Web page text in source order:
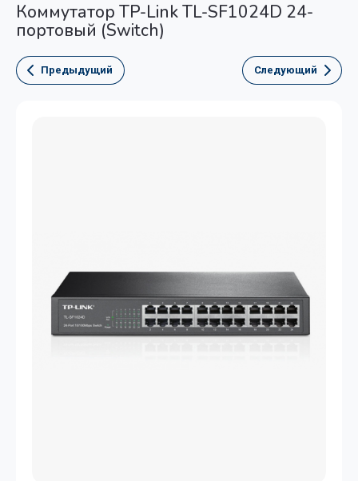
Коммутатор TP-Link TL-SF1024D 24-
портовый (Switch)
Предыдущий Следующий